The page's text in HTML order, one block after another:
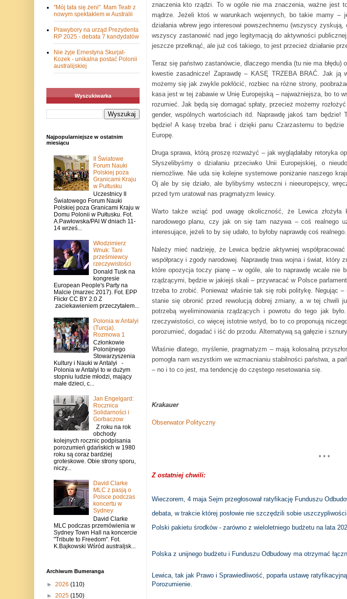
znaczenia kto rządzi. To w ogóle nie ma znaczenia, ważne jest
mądrze. Jeżeli ktoś w warunkach wojennych, bo takie mamy –
działania wbrew jego interesowi powszechnemu (wszyscy
wszyscy zastanowić nad jego legitymacją do aktywności
jeszcze przełknąć, ale już coś takiego, to jest przecież działanie
Teraz się państwo zastanówcie, dlaczego mendia (tu nie ma
kwestie zasadnicze! Zaprawdę – KASĘ TRZEBA BRAĆ. Jak ją
możemy się jak zwykle pokłócić, rozbiec na różne strony,
kasa jest w tej zabawie w Unię Europejską – najważniejsza, bo to
rozumieć. Jak będą się domagać spłaty, przecież możemy
gender, wspólnych wartościach itd. Naprawdę jakoś tam
będzie! A kasę trzeba brać i dzięki panu Czarzastemu to
Europę.
Druga sprawa, którą proszę rozważyć – jak wyglądałaby retoryka
Słyszelibyśmy o działaniu przeciwko Unii Europejskiej, o
niemożliwe. Nie uda się kolejne systemowe poniżanie naszego
Oj ale by się działo, ale bylibyśmy wsteczni i nieeuropejscy,
przed tym uratował nas pragmatyzm lewicy.
Warto także wziąć pod uwagę okoliczność, że Lewica
narodowego planu, czy jak on się tam nazywa – coś realnego
interesujące, jeżeli to by się udało, to byłoby naprawdę coś realnego.
Należy mieć nadzieję, że Lewica będzie aktywniej
współpracy i zgody narodowej. Naprawdę trwa wojna i świat,
które opozycja toczy pianę – w ogóle, ale to naprawdę wcale nie
rządzącymi, będzie w jakiejś skali – przywracać w Polsce
trzeba to zrobić. Ponieważ właśnie tak się robi politykę. Negując
stanie się obronić przed rewolucją dobrej zmiany, a w tej chwili
potrzebą wyeliminowania rządzących i powrotu do tego jak
rzeczywistości, co więcej istotnie wstyd, bo to co proponują
porozumieć, dogadać i iść do przodu. Alternatywą są gałęzie i
Właśnie dlatego, myślenie, pragmatyzm – mają kolosalną
pomogła nam wszystkim we wzmacnianiu stabilności państwa, a
– no i to co jest, ma tendencję do częstego resetowania się.
Krakauer
Obserwator Polityczny
* * *
Z ostatniej chwili:
Wieczorem, 4 maja Sejm przegłosował ratyfikację Funduszu
debata, w trakcie której posłowie nie szczędzili sobie
Polski pakietu środków - zarówno z wieloletniego budżetu na lata
Polska z unijnego budżetu i Funduszu Odbudowy ma otrzymać
Lewica, tak jak Prawo i Sprawiedliwość, poparła ustawę
Porozumienie.
"Mój tata się żeni". Mam Teatr z
nowym spektaklem w Australii
Prawybory na urząd Prezydenta
RP 2025 - debata 7 kandydatów
Nie żyje Ernestyna Skurjat-
Kozek - unikalna postać Polonii
australijskiej
Wyszukiwarka
Najpopularniejsze w ostatnim
miesiącu
II Światowe
Forum Nauki
Polskiej poza
Granicami Kraju
w Pułtusku
Uczestnicy II
Światowego Forum Nauki
Polskiej poza Granicami Kraju w
Domu Polonii w Pułtusku. Fot.
A.Pawłowska/PAI W dniach 11-
14 wrześ...
Włodzimierz
Wnuk: Tani
prześmiewcy
rzeczywistości
Donald Tusk na
kongresie
European People's Party na
Malcie (marzec 2017). Fot. EPP
Flickr CC BY 2.0 Z
zaciekawieniem przeczytałem...
Polonia w Antalyi
(Turcja).
Rozmowa 1
Członkowie
Polonijnego
Stowarzyszenia
Kultury i Nauki w Antalyi -
Polonia w Antalyi to w dużym
stopniu ludzie młodzi, mający
małe dzieci, c...
Jan Engelgard:
Rocznica
Solidarności i
Gorbaczow
Z roku na rok
obchody
kolejnych rocznic podpisania
porozumień gdańskich w 1980
roku są coraz bardziej
groteskowe. Obie strony sporu,
niczy...
David Clarke
MLC z pasją o
Polsce podczas
koncertu w
Sydney
David Clarke
MLC podczas przemówienia w
Sydney Town Hall na koncercie
"Tribute to Freedom". Fot.
K.Bajkowski Wśród australjsk...
Archiwum Bumeranga
► 2026 (110)
► 2025 (150)